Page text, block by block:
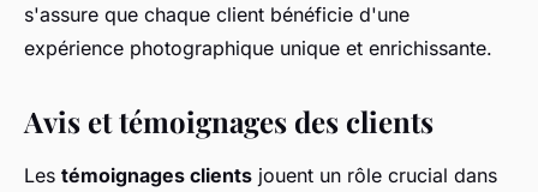
s'assure que chaque client bénéficie d'une
expérience photographique unique et enrichissante.
Avis et témoignages des clients
Les témoignages clients jouent un rôle crucial dans